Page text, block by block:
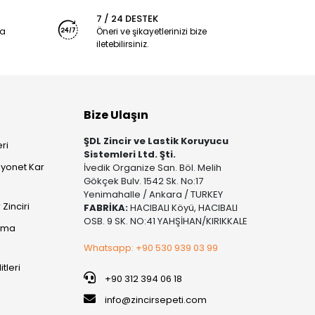
7 / 24 DESTEK
Öneri ve şikayetlerinizi bize
iletebilirsiniz.
Kar
Bize Ulaşın
ŞDL Zincir ve Lastik Koruyucu
Sistemleri Ltd. Şti.
İvedik Organize San. Böl. Melih
Gökçek Bulv. 1542 Sk. No:17
Yenimahalle / Ankara / TURKEY
FABRİKA:HACIBALI Köyü, HACIBALI
OSB. 9 SK. NO:41 YAHŞİHAN/KIRIKKALE
Whatsapp: +90 530 939 03 99
+90 312 394 06 18
info@zincirsepeti.com